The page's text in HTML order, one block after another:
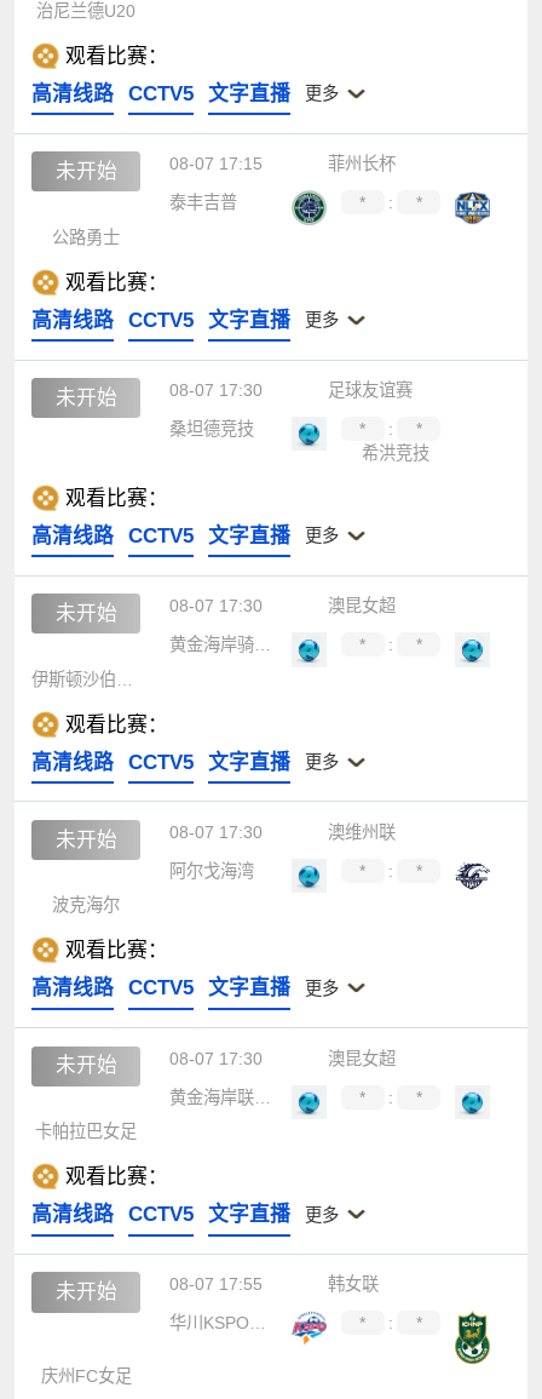
治尼兰德U20
观看比赛：
高清线路
CCTV5 文字直播 更多
未开始 08-07 17:15
菲州长杯
泰丰吉普
* :
*
公路勇士
观看比赛：
高清线路
CCTV5 文字直播 更多
未开始 08-07 17:30
足球友谊赛
桑坦德竞技
* :
*
希洪竞技
观看比赛：
高清线路
CCTV5 文字直播 更多
未开始 08-07 17:30
澳昆女超
黄金海岸骑士女足
* :
*
观看比赛：
高清线路
CCTV5 文字直播 更多
未开始 08-07 17:30
澳维州联
阿尔戈海湾
* :
*
波克海尔
观看比赛：
高清线路
CCTV5 文字直播 更多
未开始 08-07 17:30
澳昆女超
黄金海岸联女足
* :
*
卡帕拉巴女足
观看比赛：
高清线路
CCTV5 文字直播 更多
未开始 08-07 17:55
韩女联
华川KSPO女足
* : *
庆州FC女足